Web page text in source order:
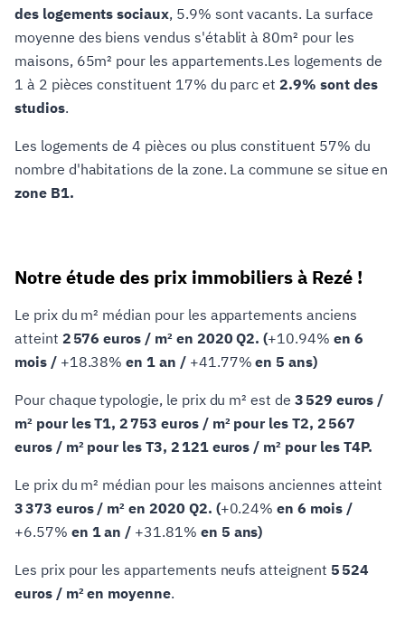
des logements sociaux, 5.9% sont vacants. La surface
moyenne des biens vendus s'établit à 80m² pour les
maisons, 65m² pour les appartements.Les logements de
1 à 2 pièces constituent 17% du parc et2.9% sont des
studios.
Les logements de 4 pièces ou plus constituent 57% du
nombre d'habitations de la zone. La commune se situe en
zone B1.
Notre étude des prix immobiliers à Rezé !
Le prix du m² médian pour les appartements anciens
atteint 2 576 euros / m² en 2020 Q2. (+10.94% en 6
mois / +18.38% en 1 an / +41.77% en 5 ans)
Pour chaque typologie, le prix du m² est de 3 529 euros /
m² pour les T1, 2 753 euros / m² pour les T2, 2 567
euros / m² pour les T3, 2 121 euros / m² pour les T4P.
Le prix du m² médian pour les maisons anciennes atteint
3 373 euros / m² en 2020 Q2. (+0.24% en 6 mois /
+6.57% en 1 an / +31.81% en 5 ans)
Les prix pour les appartements neufs atteignent 5 524
euros / m² en moyenne.